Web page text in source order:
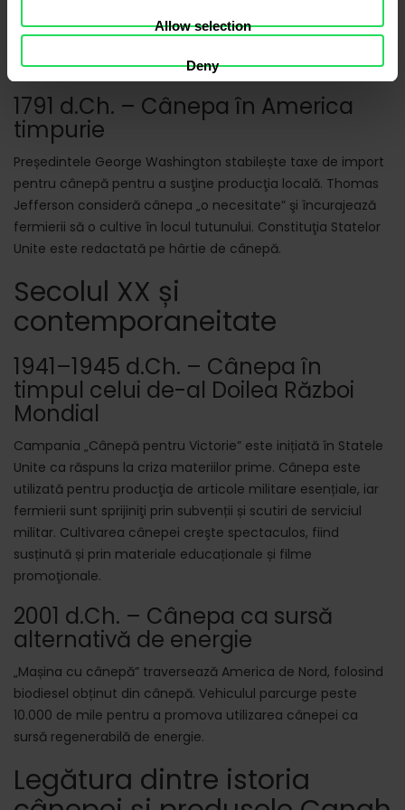
Allow selection
Deny
de cânepă.
1791 d.Ch. – Cânepa în America
timpurie
Președintele George Washington stabilește taxe de import
pentru cânepă pentru a susţine producţia locală. Thomas
Jefferson consideră cânepa „o necesitate” şi încurajează
fermierii să o cultive în locul tutunului. Constituţia Statelor
Unite este redactată pe hârtie de cânepă.
Secolul XX și
contemporaneitate
1941–1945 d.Ch. – Cânepa în
timpul celui de-al Doilea Război
Mondial
Campania „Cânepă pentru Victorie” este inițiată în Statele
Unite ca răspuns la criza materiilor prime. Cânepa este
utilizată pentru producţia de articole militare esențiale, iar
fermierii sunt sprijiniţi prin subvenții și scutiri de serviciul
militar. Cultivarea cânepei creşte spectaculos, fiind
susținută și prin materiale educaționale și filme
promoţionale.
2001 d.Ch. – Cânepa ca sursă
alternativă de energie
„Mașina cu cânepă” traversează America de Nord, folosind
biodiesel obținut din cânepă. Vehiculul parcurge peste
10.000 de mile pentru a promova utilizarea cânepei ca
sursă regenerabilă de energie.
Legătura dintre istoria